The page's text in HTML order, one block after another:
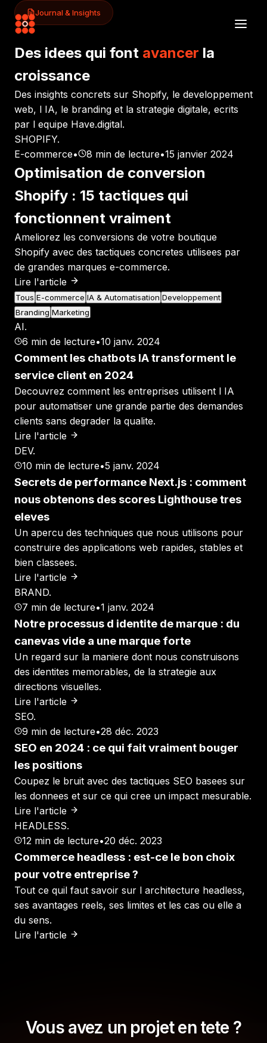
Journal & Insights
Des idees qui font avancer la
croissance
Des insights concrets sur Shopify, le developpement
web, l IA, le branding et la strategie digitale, ecrits
par l equipe Have.digital.
SHOPIFY.
E-commerce• 8 min de lecture•15 janvier 2024
Optimisation de conversion
Shopify : 15 tactiques qui
fonctionnent vraiment
Ameliorez les conversions de votre boutique
Shopify avec des tactiques concretes utilisees par
de grandes marques e-commerce.
Lire l'article
Tous E-commerce IA & Automatisation Developpement
Branding Marketing
AI.
6 min de lecture•10 janv. 2024
Comment les chatbots IA transforment le
service client en 2024
Decouvrez comment les entreprises utilisent l IA
pour automatiser une grande partie des demandes
clients sans degrader la qualite.
Lire l'article
DEV.
10 min de lecture•5 janv. 2024
Secrets de performance Next.js : comment
nous obtenons des scores Lighthouse tres
eleves
Un apercu des techniques que nous utilisons pour
construire des applications web rapides, stables et
bien classees.
Lire l'article
BRAND.
7 min de lecture•1 janv. 2024
Notre processus d identite de marque : du
canevas vide a une marque forte
Un regard sur la maniere dont nous construisons
des identites memorables, de la strategie aux
directions visuelles.
Lire l'article
SEO.
9 min de lecture•28 déc. 2023
SEO en 2024 : ce qui fait vraiment bouger
les positions
Coupez le bruit avec des tactiques SEO basees sur
les donnees et sur ce qui cree un impact mesurable.
Lire l'article
HEADLESS.
12 min de lecture•20 déc. 2023
Commerce headless : est-ce le bon choix
pour votre entreprise ?
Tout ce quil faut savoir sur l architecture headless,
ses avantages reels, ses limites et les cas ou elle a
du sens.
Lire l'article
Vous avez un projet en tete ?